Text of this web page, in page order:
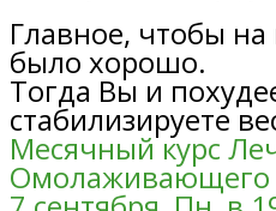
Главное, чтобы
было хорошо.
Тогда Вы и
стабилизируете
Месячный курс
Омолаживающего